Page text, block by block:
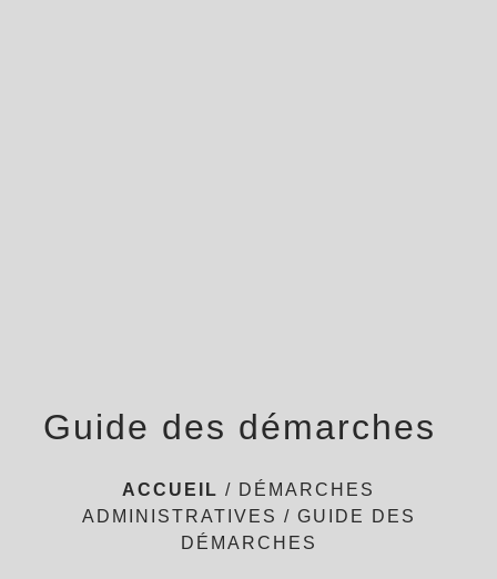
Guide des démarches
ACCUEIL / DÉMARCHES
ADMINISTRATIVES / GUIDE DES
DÉMARCHES